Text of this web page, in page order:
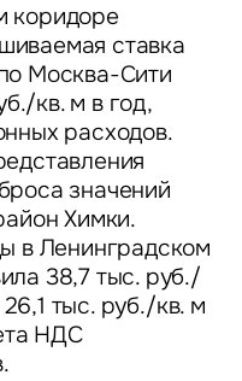
коридоре
ставка
Москва-Сити
кв. м в год,
расходов.
значений
Химки.
в Ленинградском
38,7 тыс. руб./
тыс. руб./кв. м
НДС